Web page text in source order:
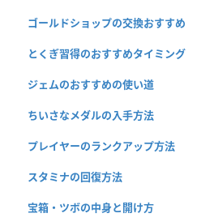
ゴールドショップの交換おすすめ
とくぎ習得のおすすめタイミング
ジェムのおすすめの使い道
ちいさなメダルの入手方法
プレイヤーのランクアップ方法
スタミナの回復方法
宝箱・ツボの中身と開け方